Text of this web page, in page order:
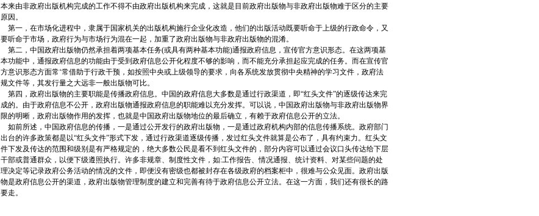
本来由非政府出版机构完成的工作不得不由政府出版机构来完成，这就是目前政府出版物与非政府出版物难于区分的主要
原因。
第一，在市场化进程中，隶属于国家机关的出版机构施行企业化改造，他们的出版活动既要听命于上级的行政命令，又
要听命于市场，政府行为与市场行为混在一起，加重了政府出版物与非政府出版物的混淆。
第二，中国政府出版物仍然承担着两项基本任务(或具有两种基本功能)通报政府信息，宣传官方意识形态。在这两项基
本功能中，通报政府信息的功能由于受到政府信息公开化程度不够的影响，而不能充分承担起应完成的任务。而在宣传官
方意识形态方面常‘常借助于行政干预，如按照中央或上级领导的要求，向各系统发放贯彻中央精神的学习文件，政府法
规文件等，其发行量之大远非一般出版物可比。
第四，政府出版物的主要职能是传播政府信息。中国的政府信息大多数是通过行政渠道，即“红头文件”的逐级传达来完
成的。由于政府信息不公开，政府出版物通报政府信息的职能难以充分发挥。可以说，中国政府出版物与非政府出版物界
限的明晰，政府出版物作用的发挥，也就是中国政府出版物地位的最后确立，有赖于政府信息公开的立法。
如前所述，中国政府信息的传播，一是通过公开发行的政府出版物，一是通过政府机构内部的信息传播系统。政府部门
出台的许多政策都是以“红头文件”形式下发，通过行政渠道逐级传播，发过红头文件就算是公布了，具有约束力。红头文
件下发及传达的范围和级别是有严格规定的，绝大多数公民是看不到红头文件的，部分内容可以通过会议口头传达给下层
干部或普通群众，以便下级遵照执行。许多非规章、制度性文件，如:工作报告、情况通报、统计资料、对某些问题的处
理决定等记录政府公务活动的情况的文件，即便没有密级也都被封存在各级政府的档案柜中，很难与公众见面。政府出版
物是政府信息公开的渠道，政府出版物管理制度的建立和完善有待于政府信息公开立法。在这一方面，我们还有很长的路
要走。